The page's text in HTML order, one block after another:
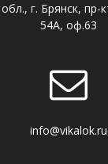
г. Брянск,
54А, оф.63
info@vikalok.ru